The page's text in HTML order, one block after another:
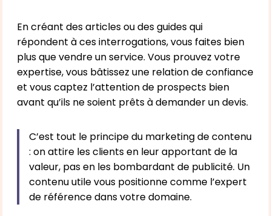
En créant des articles ou des guides qui
répondent à ces interrogations, vous faites bien
plus que vendre un service. Vous prouvez votre
expertise, vous bâtissez une relation de confiance
et vous captez l’attention de prospects bien
avant qu’ils ne soient prêts à demander un devis.
C’est tout le principe du marketing de contenu
: on attire les clients en leur apportant de la
valeur, pas en les bombardant de publicité. Un
contenu utile vous positionne comme l’expert
de référence dans votre domaine.